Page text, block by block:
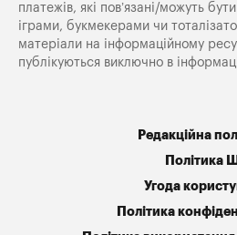
платежів, які пов’язані/можуть
іграми, букмекерами чи
матеріали на інформаційному
публікуються виключно в
Редакційна
Політика ШІ
Угода
Політика